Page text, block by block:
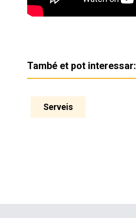
També et pot interessar:
Serveis